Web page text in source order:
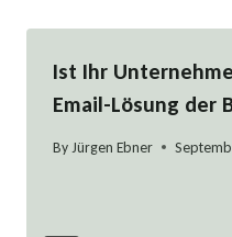
Ist Ihr
Email-Lösung der
ByJürgen Ebner